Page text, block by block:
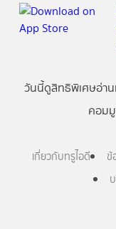
วันนี้ดูสิทธิพิเศษอ่าน
คอม
เกี่ยวกับทรูไอดี ข้